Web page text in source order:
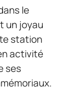
le
un joyau
station
activité
ses